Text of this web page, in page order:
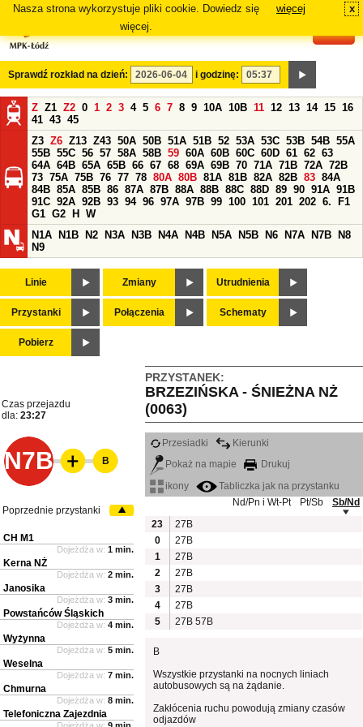
Nasza strona wykorzystuje pliki cookie. Dowiedz się
więcej.
więcej x
Sprawdź rozkład na dzień: i godzinę:
Z Z1 Z2 0 1 2 3 4 5 6 7 8 9 10A 10B 11 12 13 14 15 16
41 43 45
Z3 Z6 Z13 Z43 50A 50B 51A 51B 52 53A 53C 53B 54B 55A
55B 55C 56 57 58A 58B 59 60A 60B 60C 60D 61 62 63
64A 64B 65A 65B 66 67 68 69A 69B 70 71A 71B 72A 72B
73 75A 75B 76 77 78 80A 80B 81A 81B 82A 82B 83 84A
84B 85A 85B 86 87A 87B 88A 88B 88C 88D 89 90 91A 91B
91C 92A 92B 93 94 96 97A 97B 99 100 101 201 202 6.
F1
G1 G2 H
W
N1A
N1B N2 N3A N3B N4A N4B N5A N5B N6 N7A N7B
N8
N9
Linie Zmiany Utrudnienia
Przystanki Połączenia Schematy
Pobierz
PRZYSTANEK:
BRZEZIŃSKA - ŚNIEŻNA NŻ
(0063)
Czas przejazdu
dla: 23:27
N7B
Przesiadki
Kierunki
Pokaż na mapie
Drukuj
ikony
Tabliczka jak na przystanku
Nd/Pn i Wt-Pt
Pt/Sb
Sb/Nd
23
27B
0
27B
1
27B
2
27B
3
27B
4
27B
5
27B 57B
B
Wszystkie przystanki na nocnych liniach
autobusowych są na żądanie.
Zakłócenia ruchu powodują zmiany czasów
odjazdów
B
Poprzednie przystanki
CH M1
Dojeżdża w: 1 min.
Kerna NŻ
Dojeżdża w: 2 min.
Janosika
Dojeżdża w: 3 min.
Powstańców Śląskich
Dojeżdża w: 4 min.
Wyżynna
Dojeżdża w: 5 min.
Weselna
Dojeżdża w: 7 min.
Chmurna
Dojeżdża w: 8 min.
Telefoniczna Zajezdnia